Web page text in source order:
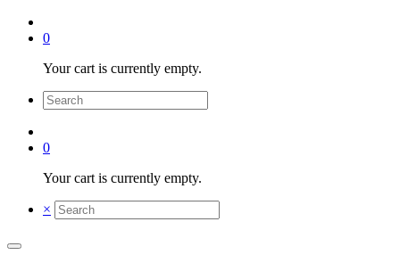
0
Your cart is currently empty.
0
Your cart is currently empty.
×